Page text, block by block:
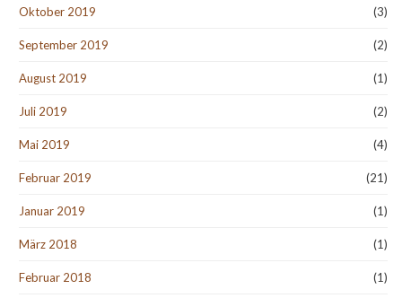
Oktober 2019 (3)
September 2019 (2)
August 2019 (1)
Juli 2019 (2)
Mai 2019 (4)
Februar 2019 (21)
Januar 2019 (1)
März 2018 (1)
Februar 2018 (1)